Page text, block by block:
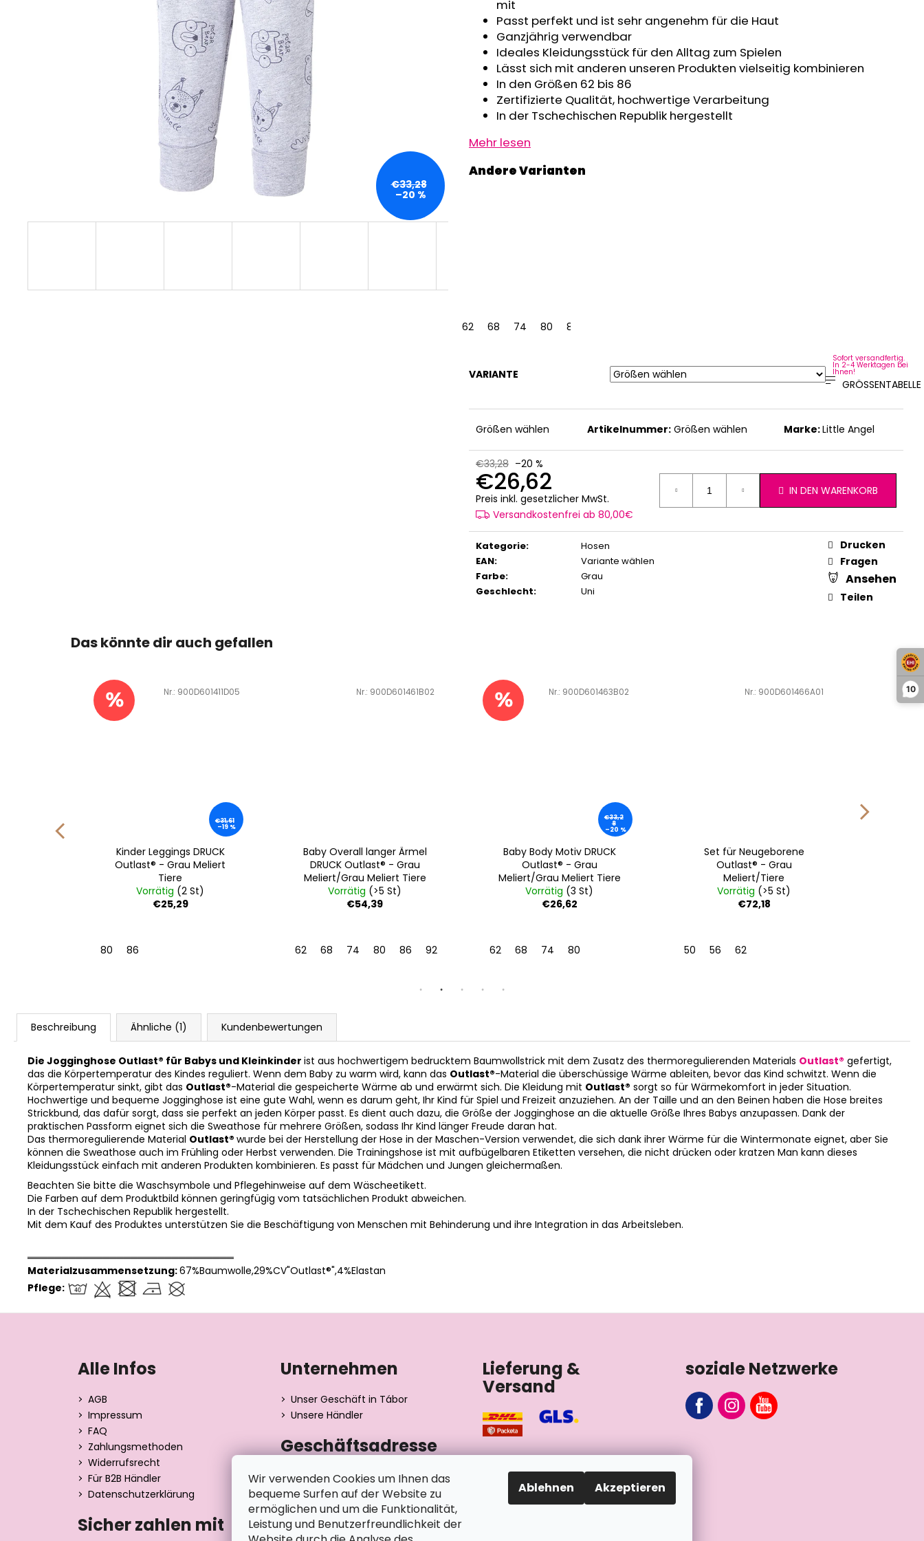
10
Wir verwenden Cookies um Ihnen das
bequeme Surfen auf der Website zu
ermöglichen und um die Funktionalität,
Leistung und Benutzerfreundlichkeit der
Ablehnen Akzeptieren
mit
Passt perfekt und ist sehr angenehm für die Haut
Ganzjährig verwendbar
Ideales Kleidungsstück für den Alltag zum Spielen
Lässt sich mit anderen unseren Produkten vielseitig kombinieren
In den Größen 62 bis 86
Zertifizierte Qualität, hochwertige Verarbeitung
In der Tschechischen Republik hergestellt
Mehr lesen
62 68 74 80 86
VARIANTE
Sofort versandfertig.
In 2-4 Werktagen bei
Ihnen!
GRÖSSENTABELLE
Größen wählen Artikelnummer: Größen wählen Marke:Little Angel
€33,28 –20 %
€26,62
Preis inkl. gesetzlicher MwSt.
Versandkostenfrei ab 80,00€
IN DEN WARENKORB
Kategorie:
Hosen
EAN:
Variante wählen
Farbe:
Grau
Geschlecht: Uni
Drucken
Fragen
Ansehen
Teilen
€33,28
–20 %
Das könnte dir auch gefallen
€31,61
–19 %
Kinder Leggings DRUCK
Outlast® - Grau Meliert
Tiere
Vorrätig (2 St)
€25,29
80 86
Art.-Nr.: 900D601411D05
Baby Overall langer Ärmel
DRUCK Outlast® - Grau
Meliert/Grau Meliert Tiere
Vorrätig (>5 St)
€54,39
62 68 74 80 86 92
Art.-Nr.: 900D601461B02
€33,2
8
–20 %
Baby Body Motiv DRUCK
Outlast® - Grau
Meliert/Grau Meliert Tiere
Vorrätig (3 St)
€26,62
62 68 74 80
Art.-Nr.: 900D601463B02
Set für Neugeborene
Outlast® - Grau
Meliert/Tiere
Vorrätig (>5 St)
€72,18
50 56 62
Art.-Nr.: 900D601466A01
Beschreibung Ähnliche (1) Kundenbewertungen
Die Jogginghose Outlast® für Babys und Kleinkinder ist aus hochwertigem bedrucktem Baumwollstrick mit dem Zusatz des thermoregulierenden Materials Outlast® gefertigt,
das die Körpertemperatur des Kindes reguliert. Wenn dem Baby zu warm wird, kann das Outlast®-Material die überschüssige Wärme ableiten, bevor das Kind schwitzt. Wenn die
Körpertemperatur sinkt, gibt das Outlast®-Material die gespeicherte Wärme ab und erwärmt sich. Die Kleidung mit Outlast® sorgt so für Wärmekomfort in jeder Situation.
Hochwertige und bequeme Jogginghose ist eine gute Wahl, wenn es darum geht, Ihr Kind für Spiel und Freizeit anzuziehen. An der Taille und an den Beinen haben die Hose breites
Strickbund, das dafür sorgt, dass sie perfekt an jeden Körper passt. Es dient auch dazu, die Größe der Jogginghose an die aktuelle Größe Ihres Babys anzupassen. Dank der
praktischen Passform eignet sich die Sweathose für mehrere Größen, sodass Ihr Kind länger Freude daran hat.
Das thermoregulierende Material Outlast® wurde bei der Herstellung der Hose in der Maschen-Version verwendet, die sich dank ihrer Wärme für die Wintermonate eignet, aber Sie
können die Sweathose auch im Frühling oder Herbst verwenden. Die Trainingshose ist mit aufbügelbaren Etiketten versehen, die nicht drücken oder kratzen Man kann dieses
Kleidungsstück einfach mit anderen Produkten kombinieren. Es passt für Mädchen und Jungen gleichermaßen.
Beachten Sie bitte die Waschsymbole und Pflegehinweise auf dem Wäscheetikett.
Die Farben auf dem Produktbild können geringfügig vom tatsächlichen Produkt abweichen.
In der Tschechischen Republik hergestellt.
Mit dem Kauf des Produktes unterstützen Sie die Beschäftigung von Menschen mit Behinderung und ihre Integration in das Arbeitsleben.
══════════════════════════════
Materialzusammensetzung:67%Baumwolle,29%CV"Outlast®",4%Elastan
Pflege:
€32,50
€24,90
Alle Infos
AGB
Impressum
FAQ
Zahlungsmethoden
Widerrufsrecht
Für B2B Händler
Datenschutzerklärung
Sicher zahlen mit
Unternehmen
Unser Geschäft in Tábor
Unsere Händler
Geschäftsadresse
Dita výrobní družstvo invalidů
Stránského 2510/1
390 02 Tábor
Tschechische Republik
Lieferung &
Versand
soziale Netzwerke